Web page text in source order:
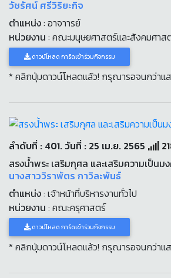
วัชรัศน์ ศรีวิริยะกิจ
ตำแหน่ง: อาจาารย์
หน่วยงาน : คณะมนุษยศาสตร์และสังคมศาส
ดาวน์โหลด การ์ดเข้าร่วมกิจกรรม
* คลิกปุ่มดาวน์โหลดแล้ว! กรุณารอจนกว่าแ
ลำดับที่ : 401. วันที่ : 25 เม.ย. 2565
สรงน้ำพระ เสริมกุศล และเสริมความเป็น
นางสาววิราพัตร กาวิละพันธ์
ตำแหน่ง: เจ้าหน้าที่บริหารงานทั่วไป
หน่วยงาน : คณะครุศาสตร์
ดาวน์โหลด การ์ดเข้าร่วมกิจกรรม
* คลิกปุ่มดาวน์โหลดแล้ว! กรุณารอจนกว่าแ